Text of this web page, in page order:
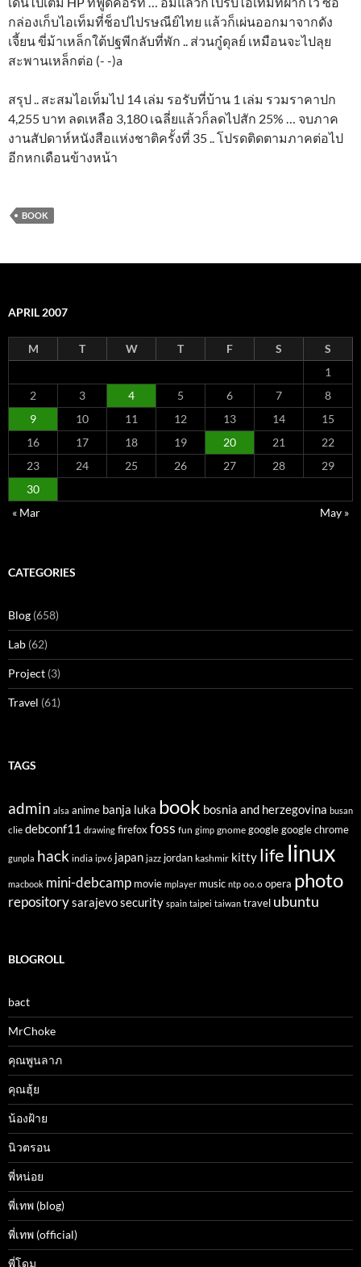
กล่องเก็บไอเท็มที่ช็อปไปรษณีย์ไทย แล้วก็เผ่นออกมาจากดัง
เจี้ยน ขี่ม้าเหล็กใต้ปฐพีกลับที่พัก .. ส่วนกู๋ดุลย์ เหมือนจะไปลุย
สะพานเหล็กต่อ (- -)a
สรุป .. สะสมไอเท็มไป 14 เล่ม รอรับที่บ้าน 1 เล่ม รวมราคาปก
4,255 บาท ลดเหลือ 3,180 เฉลี่ยแล้วก็ลดไปสัก 25% … จบภาค
งานสัปดาห์หนังสือแห่งชาติครั้งที่ 35 .. โปรดติดตามภาคต่อไป
อีกหกเดือนข้างหน้า
BOOK
APRIL 2007
M T W T F S
S
1
2
3 4 5 6 7
8
9
10 11 12 13 14
15
16
17 18 19 20 21
22
23
24 25 26 27 28
29
30
« Mar
May »
CATEGORIES
Blog (658)
Lab (62)
Project (3)
Travel (61)
TAGS
admin alsa anime banja luka book bosnia and herzegovina busan
clie debconf11 drawing firefoxfoss fun gimp gnome google google chrome
gunpla hack india ipv6 japan jazz jordan kashmir kitty life linux
macbook mini-debcamp movie mplayer music ntp oo.o opera photo
repositorysarajevosecurity spain taipei taiwan travel ubuntu
BLOGROLL
bact
MrChoke
คุณพูนลาภ
คุณฮุ้ย
น้องฝ้าย
นิวตรอน
พี่หน่อย
พี่เทพ (blog)
พี่เทพ (official)
พี่โดม